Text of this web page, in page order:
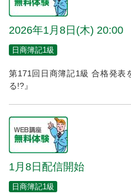
2026年1月8日(木) 20:00
日商簿記1級
第171回日商簿記1級 合格発表
る!?』
1月8日配信開始
日商簿記1級